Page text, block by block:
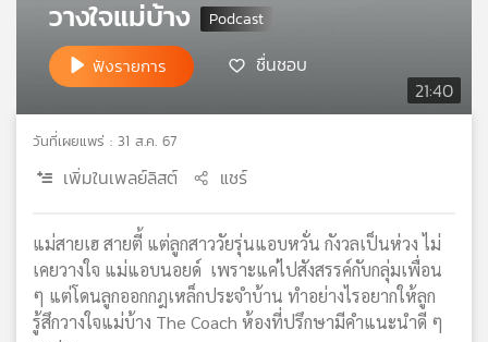
กิจกรรม
กับ
เรา
ข่าย
วิทยุ
ไทย
21:40
วางใจแม่บ้าง
ฟังรายการ ชื่นชอบ
วันที่เผยแพร่ : 31 ส.ค. 67
เพิ่มในเพลย์ลิสต์ แชร์
แม่สายเฮ สายตี้ แต่ลูกสาววัยรุ่นแอบหวั่น กังวลเป็นห่วง ไม่
เคยวางใจ แม่แอบนอยด์ เพราะแค่ไปสังสรรค์กับกลุ่มเพื่อน
ๆ แต่โดนลูกออกกฎเหล็กประจำบ้าน ทำอย่างไรอยากให้ลูก
รู้สึกวางใจแม่บ้าง The Coach ห้องที่ปรึกษามีคำแนะนำดี ๆ